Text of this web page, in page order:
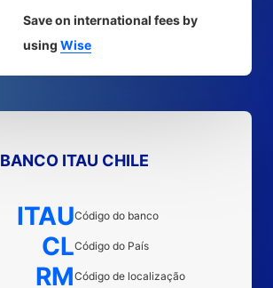
Save on international fees by
using Wise
BANCO ITAU CHILE
ITAUCódigo do banco
CLCódigo do País
RMCódigo de localização